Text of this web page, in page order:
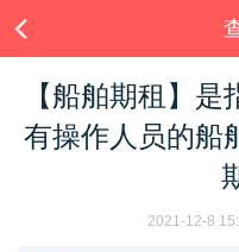
【船舶期租】
有操作人员的船
2021-12-8